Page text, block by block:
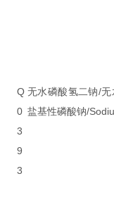
Q
0
3
9
3
无水磷酸氢二钠/
盐基性磷酸钠/